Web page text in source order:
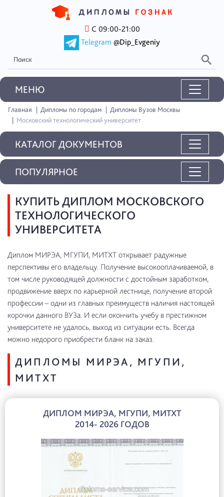
С 09:00-21:00
Telegram @Dip_Evgeniy
MEНЮ
Главная Дипломы по городам
Дипломы Вузов Москвы
Московский технологический университет
КАТАЛОГ ДОКУМЕНТОВ
КУПИТЬ ДИПЛОМ МОСКОВСКОГО
ТЕХНОЛОГИЧЕСКОГО
УНИВЕРСИТЕТА
Диплом МИРЭА, МГУПИ, МИТХТ открывает радужные
перспективы его владельцу. Получение высокооплачиваемой, в
том числе руководящей должности с достойным заработком,
продвижение вверх по карьерной лестнице, получение второй
профессии – одни из главных преимуществ наличия настоящей
корочки данного ВУЗа. И если окончить учебу в престижном
университете не удалось, выход из ситуации есть. Всегда
можно недорого приобрести бланк на заказ.
ДИПЛОМЫ МИРЭА, МГУПИ,
МИТХТ
ДИПЛОМ МИРЭА, МГУПИ, МИТХТ
2014- 2026 ГОДОВ
ПОПУЛЯРНОЕ